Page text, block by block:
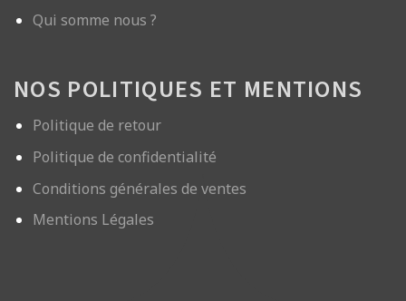
Qui somme nous ?
NOS POLITIQUES ET MENTIONS
Politique de retour
Politique de confidentialité
Conditions générales de ventes
Mentions Légales